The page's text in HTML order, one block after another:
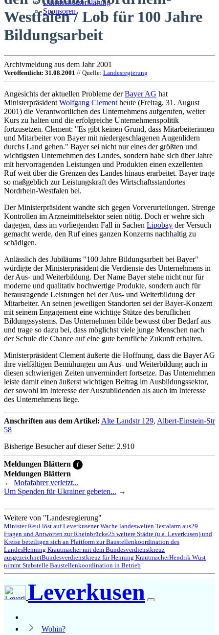
Datenschutzerklärung
Sponsoren
Westfalen / Lob für 100 Jahre
Bildungsarbeit
Archivmeldung aus dem Jahr 2001
Veröffentlicht: 31.08.2001 // Quelle: Landesregierung
Angesichts der aktuellen Probleme derBayer AG hat
Ministerpräsident Wolfgang Clement heute (Freitag, 31. August
2001) die Verantwortlichen des Unternehmens aufgerufen, weiter
Kurs zu halten und die erfolgreiche Unternehmenspolitik
fortzusetzen. Clement: "Es gibt keinen Grund, dass Mitarbeiterinnen
und Mitarbeiter von Bayer mit niedergeschlagenen Augenlidern
durchs Land gehen." Bayer sei nicht nur eines der größten und
wichtigsten Unternehmen des Landes, sondern habe sich über Jahre
mit hervorragenden Leistungen und Produkten einen exzellenten
Ruf weit über die Grenzen des Landes hinaus erarbeitet. Bayer trage
so maßgeblich zur Leistungskraft des Wirtschaftsstandortes
Nordrhein-Westfalen bei.
Der Ministerpräsident wandte sich gegen Vorverurteilungen. Strenge
Kontrollen im Arzneimittelsektor seien nötig. Doch er wehre sich
dagegen, dass im vorliegenden Fall in Sachen Lipobay der Versuch
gemacht werde, den Ruf eines ganzen Konzerns nachhaltig zu
schädigen.
Anlässlich des Jubiläums "100 Jahre Bildungsarbeit bei Bayer"
würdigte der Ministerpräsident die Verdienste des Unternehmens in
der Aus- und Weiterbildung. Der Name Bayer stehe nicht nur für
moderne und qualitativ hochwertige Produkte, sondern auch für
herausragende Leistungen bei der Aus- und Weiterbildung der
Mitarbeiter. An seinen jeweiligen Standorten sei der Bayer-Konzern
mit seinem Engagement eine wichtige Stütze des beruflichen
Bildungssystems. Das Unternehmen bilde bewusst über Bedarf aus
und trage so dazu bei, dass möglichst viele junge Menschen nach
der Schule die Chance auf eine gute berufliche Zukunft erhalten.
Ministerpräsident Clement äußerte die Hoffnung, dass die Bayer AG
ihre vielfältigen Bemühungen um Aus- und Weiterbildung auch in
diesen schwierigen Zeiten unvermindert fortsetze. Das Unternehmen
leiste damit einen äußerst wichtigen Beitrag im Ausbildungssektor,
der sowohl im Interesse der Auszubildenden als auch im Interesse
des Unternehmens liege.
Anschriften aus dem Artikel: Alte Landstr 129, Albert-Einstein-Str
58
Bisherige Besucher auf dieser Seite: 2.910
Meldungen Blättern i
Meldungen Blättern
← Mofafahrer verletzt...
Um Spenden für Ukrainer gebeten... →
Weitere von "Landesregierung"
Minister Reul löst auf Leverkusener Wache landesweiten Testalarm aus29
Fragen und Antworten zur Rheinbrücke25 weitere Städte (u.a. Leverkusen) und
Kreise beteiligen sich an Plattform zur Baustellenkoordination des
LandesHenning Krautmacher mit dem Bundesverdienstkreuz
ausgezeichnetBundesverdienstkreuz für Henning KrautmacherHendrik Wüst
nimmt Stabstelle Baustellenkoordination in Betrieb
Leverkusen
Wohin?